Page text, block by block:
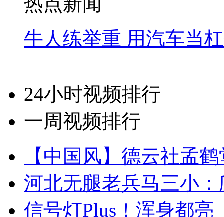
牛人练举重 用汽车当
24小时视频排行
一周视频排行
【中国风】德云社孟
河北无腿老兵马三小
信号灯Plus！浑身都亮